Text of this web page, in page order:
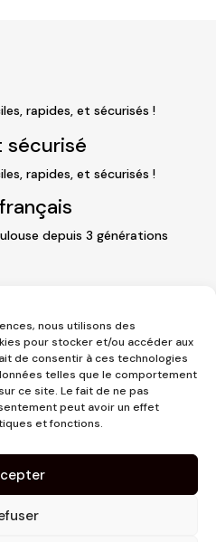
nous utilisons des
pour stocker et/ou accéder aux
de consentir à ces technologies
telles que le comportement
ce site. Le fait de ne pas
peut avoir un effet
et fonctions.
rapides, et sécurisés !
sécurisé
rapides, et sécurisés !
depuis 3 générations